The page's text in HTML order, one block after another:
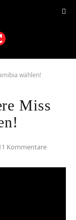
wählen!
Miss
Kommentare